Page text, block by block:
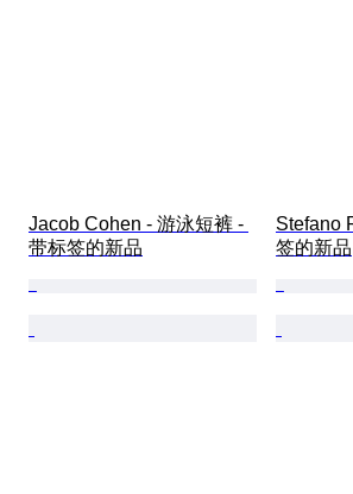
Jacob Cohen - 游泳短裤 -
带标签的新品
Stefano
签的新品